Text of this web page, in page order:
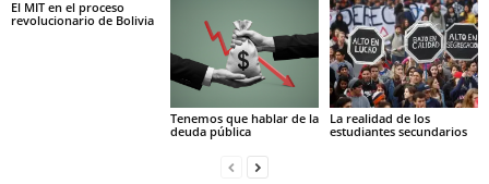
El MIT en el proceso
revolucionario de Bolivia
Tenemos que hablar de la
deuda pública
La realidad de los
estudiantes secundarios